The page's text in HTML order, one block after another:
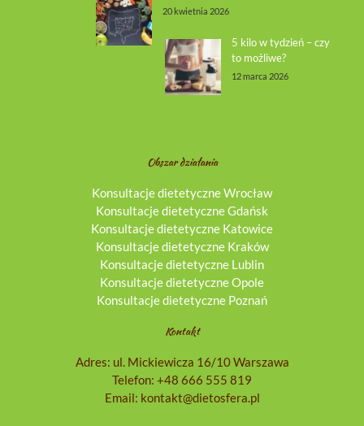
20 kwietnia 2026
5 kilo w tydzień – czy
to możliwe?
12 marca 2026
Obszar działania
Konsultacje dietetyczne Wrocław
Konsultacje dietetyczne Gdańsk
Konsultacje dietetyczne Katowice
Konsultacje dietetyczne Kraków
Konsultacje dietetyczne Lublin
Konsultacje dietetyczne Opole
Konsultacje dietetyczne Poznań
Kontakt
Adres: ul. Mickiewicza 16/10 Warszawa
Telefon: +48 666 555 819
Email: kontakt@dietosfera.pl